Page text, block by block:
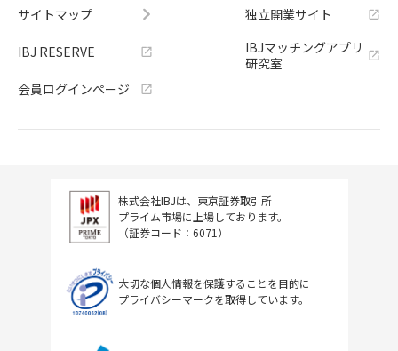
サイトマップ
IBJ RESERVE
会員ログインページ
独立開業サイト
IBJマッチングアプリ
研究室
株式会社IBJは、東京証券取引所
プライム市場に上場しております。
（証券コード：6071）
大切な個人情報を保護することを目的に
プライバシーマークを取得しています。